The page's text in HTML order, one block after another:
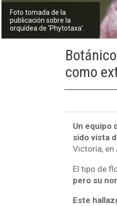
Foto tomada de la
publicación sobre la
orquídea de 'Phytotaxa'.
como
Un equipo
sido vista
Victoria, en
El tipo de
pero su
Este